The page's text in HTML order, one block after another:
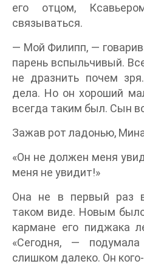
его отцом,
связываться.
— Мой Филипп, —
парень вспыльчивый.
не дразнить почем
дела. Но он хороший
всегда таким был. Сын
Зажав рот ладонью,
«Он не должен меня
меня не увидит!»
Она не в первый раз
таком виде. Новым
кармане его пиджака
«Сегодня, —
слишком далеко. Он